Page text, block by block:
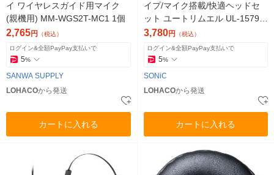
イ ワイヤレスガイド用マイク
(親機用) MM-WGS2T-MC1 1個
2,765円 （税込）
ログイン&全額PayPay支払いで
5%
SANWA SUPPLY
LOHACOから発送
カートに入れる
イプ/マイク搭載/快適ヘッドセ
ット ユートリムエル UL-1579-P
ピンク 1個 ソニック
3,780円 （税込）
ログイン&全額PayPay支払いで
5%
SONiC
LOHACOから発送
カートに入れる